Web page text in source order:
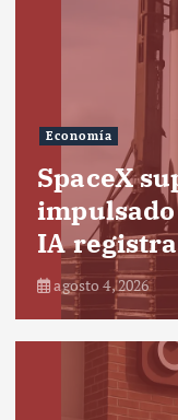
Economía
SpaceX
IA
agosto 4, 2026